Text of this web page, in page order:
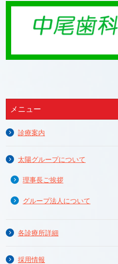
メニュー
診療案内
太陽グループについて
理事長ご挨拶
グループ法人について
各診療所詳細
採用情報